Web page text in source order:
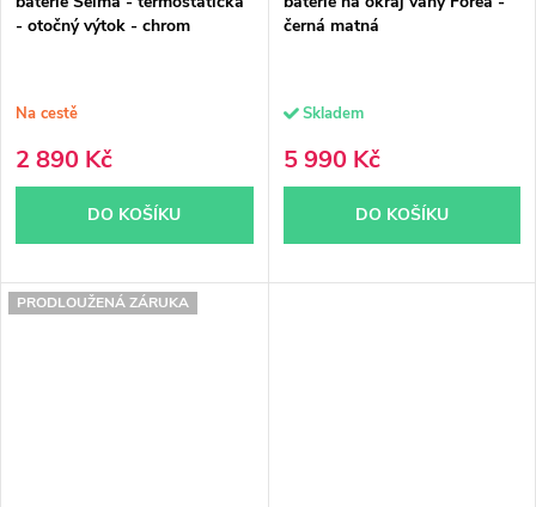
- otočný výtok - chrom
Na cestě
2 890 Kč
DO KOŠÍKU
černá matná
Skladem
5 990 Kč
DO KOŠÍKU
PRODLOUŽENÁ ZÁRUKA